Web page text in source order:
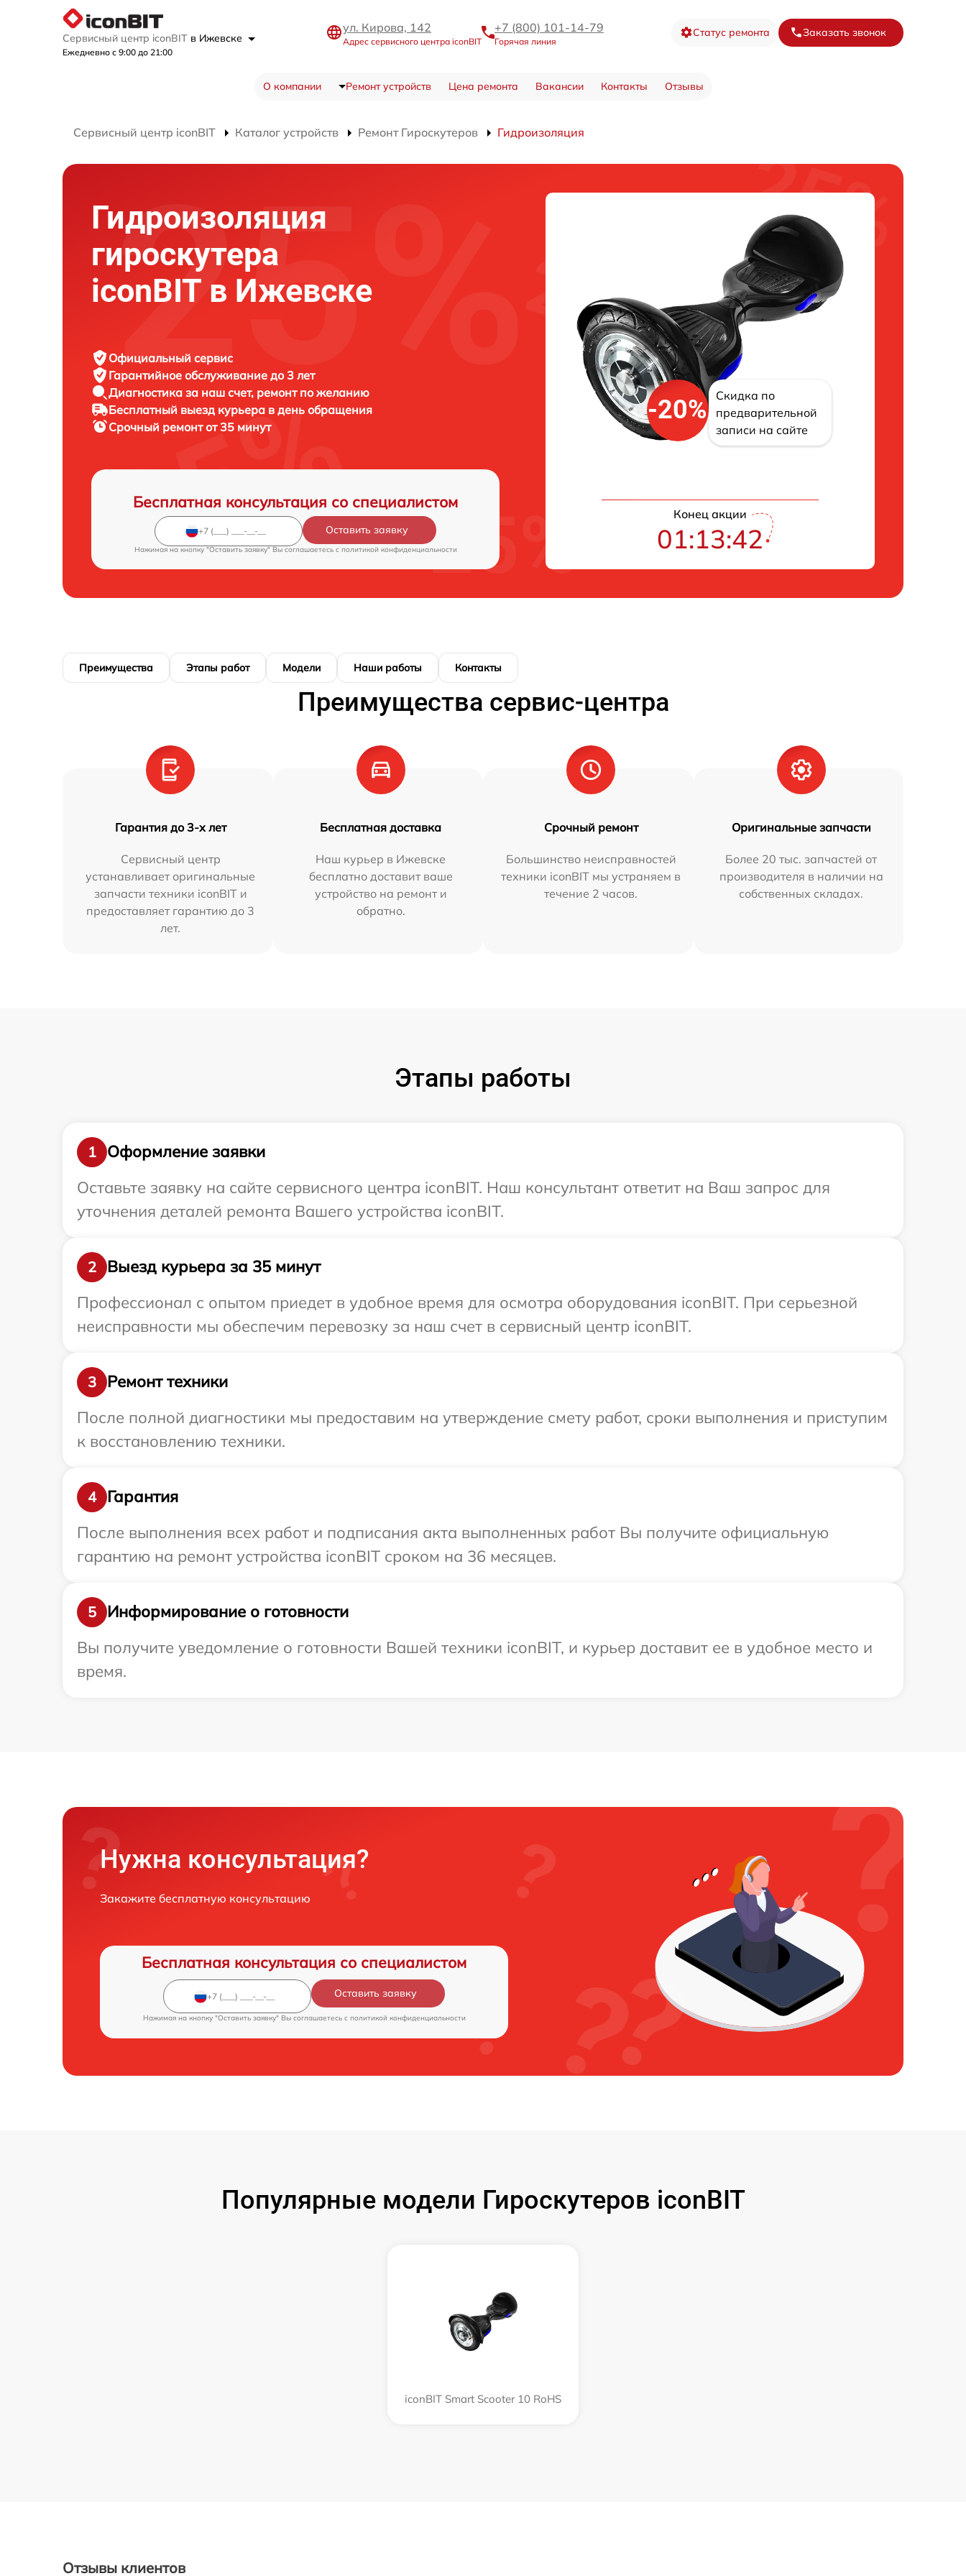
Сервисный центр iconBIT в Ижевске
Ежедневно с 9:00 до 21:00
ул. Кирова, 142
Адрес сервисного центра iconBIT
+7 (800) 101-14-79
Горячая линия
Статус ремонта Заказать звонок
О компании Ремонт устройств Цена ремонта Вакансии Контакты Отзывы
Сервисный центр iconBIT Каталог устройств Ремонт Гироскутеров Гидроизоляция
Гидроизоляция
гироскутера
iconBIT в Ижевске
Официальный сервис
Гарантийное обслуживание до 3 лет
Диагностика за наш счет, ремонт по желанию
Бесплатный выезд курьера в день обращения
Срочный ремонтот 35 минут
Бесплатная консультация со специалистом
Оставить заявку
Нажимая на кнопку "Оставить заявку" Вы соглашаетесь c политикой конфиденциальности
-20%
Скидка по
предварительной
записи на сайте
Конец акции
01:13:42
Преимущества Этапы работ Модели Наши работы Контакты
Преимущества сервис-центра
Гарантия до 3-х лет
Сервисный центр
устанавливает оригинальные
запчасти техники iconBIT и
предоставляет гарантию до 3
лет.
Бесплатная доставка
Наш курьер в Ижевске
бесплатно доставит ваше
устройство на ремонт и
обратно.
Срочный ремонт
Большинство неисправностей
техники iconBIT мы устраняем в
течение 2 часов.
Оригинальные запчасти
Более 20 тыс. запчастей от
производителя в наличии на
собственных складах.
Этапы работы
1
Оформление заявки
Оставьте заявку на сайте сервисного центра iconBIT. Наш консультант ответит на Ваш запрос для
уточнения деталей ремонта Вашего устройства iconBIT.
2
Выезд курьера за 35 минут
Профессионал с опытом приедет в удобное время для осмотра оборудования iconBIT. При серьезной
неисправности мы обеспечим перевозку за наш счет в сервисный центр iconBIT.
3
Ремонт техники
После полной диагностики мы предоставим на утверждение смету работ, сроки выполнения и приступим
к восстановлению техники.
4
Гарантия
После выполнения всех работ и подписания акта выполненных работ Вы получите официальную
гарантию на ремонт устройства iconBIT сроком на 36 месяцев.
5
Информирование о готовности
Вы получите уведомление о готовности Вашей техники iconBIT, и курьер доставит ее в удобное место и
время.
Нужна консультация?
Закажите бесплатную консультацию
Бесплатная консультация со специалистом
Оставить заявку
Нажимая на кнопку "Оставить заявку" Вы соглашаетесь c политикой конфиденциальности
Популярные модели Гироскутеров iconBIT
iconBIT Smart Scooter 10 RoHS
Отзывы клиентов